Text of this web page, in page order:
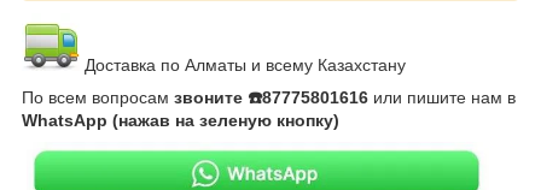
Доставка по Алматы и всему Казахстану
По всем вопросам звоните ☎️87775801616 или пишите нам в
WhatsApp (нажав на зеленую кнопку)